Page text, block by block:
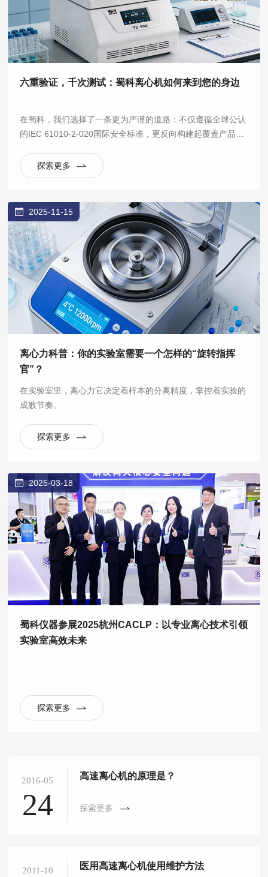
六重验证，千次测试：蜀科离心机如何来到您的身边
在蜀科，我们选择了一条更为严谨的道路：不仅遵循全球公认
的IEC 61010-2-020国际安全标准，更反向构建起覆盖产品全
拆解为数百项可量化、可重复的严苛测试。
探索更多
2025-11-15
离心力科普：你的实验室需要一个怎样的“旋转指挥
官”？
在实验室里，离心力它决定着样本的分离精度，掌控着实验的
成败节奏。
探索更多
2025-03-18
蜀科仪器参展2025杭州CACLP：以专业离心技术引领
实验室高效未来
探索更多
2016-05
24
高速离心机的原理是？
探索更多
2011-10 医用高速离心机使用维护方法